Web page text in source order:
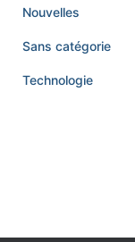
Nouvelles
Sans catégorie
Technologie